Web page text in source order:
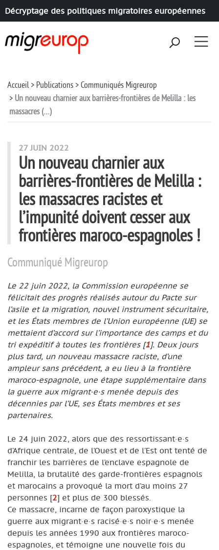
Décryptage des politiques migratoires européennes
Accueil Publications
Communiqués Migreurop
Un nouveau charnier aux barrières-frontières de Melilla : les
massacres (…)
27 JUIN 2022
Un nouveau charnier aux
barrières-frontières de Melilla :
les massacres racistes et
l’impunité doivent cesser aux
frontières maroco-espagnoles !
Communiqué Migreurop
Le 22 juin 2022, la Commission européenne se
félicitait des progrès réalisés autour du Pacte sur
l’asile et la migration, nouvel instrument sécuritaire,
et les États membres de l’Union européenne (UE) se
mettaient d’accord sur l’importance des camps et du
tri expéditif à toutes les frontières[1]. Deux jours
plus tard, un nouveau massacre raciste, d’une
ampleur sans précédent, a eu lieu à la frontière
maroco-espagnole, une étape supplémentaire dans
la guerre aux migrant·e·s menée depuis des
décennies par l’UE, ses États membres et ses
partenaires.
Le 24 juin 2022, alors que des ressortissant·e·s
d’Afrique centrale, de l’Ouest et de l’Est ont tenté de
franchir les barrières de l’enclave espagnole de
Melilla, la brutalité des garde-frontières espagnols
et marocains a provoqué la mort d’au moins 27
personnes [2] et plus de 300 blessés.
Ce massacre, incarne de façon paroxystique la
guerre aux migrant·e·s racisé·e·s noir·e·s menée
depuis les années 1990 aux frontières maroco-
espagnoles, et témoigne une nouvelle fois du